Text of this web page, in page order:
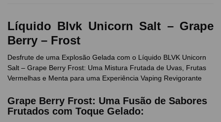
Líquido Blvk Unicorn Salt – Grape
Berry – Frost
Desfrute de uma Explosão Gelada com o Líquido BLVK Unicorn
Salt – Grape Berry Frost: Uma Mistura Frutada de Uvas, Frutas
Vermelhas e Menta para uma Experiência Vaping Revigorante
Grape Berry Frost: Uma Fusão de Sabores
Frutados com Toque Gelado: